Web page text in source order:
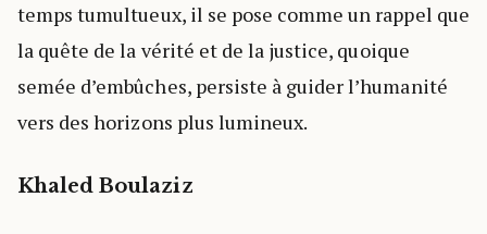
temps tumultueux, il se pose comme un rappel que
la quête de la vérité et de la justice, quoique
semée d’embûches, persiste à guider l’humanité
vers des horizons plus lumineux.
Khaled Boulaziz